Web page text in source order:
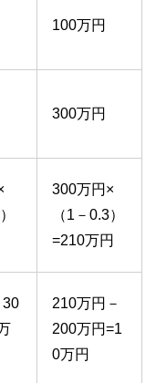
100万円
300万円
300万円×
（1－0.3）
=210万円
30
210万円－
200万円=1
0万円